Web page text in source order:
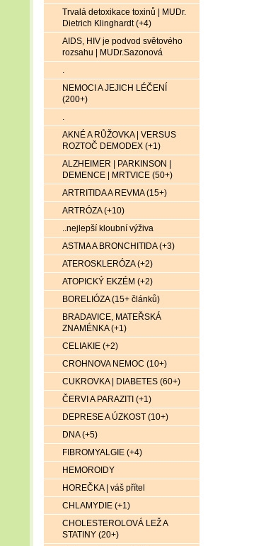
Trvalá detoxikace toxinů | MUDr.
Dietrich Klinghardt (+4)
AIDS, HIV je podvod světového
rozsahu | MUDr.Sazonová
.
NEMOCI A JEJICH LÉČENÍ
(200+)
.
AKNÉ A RŮŽOVKA | VERSUS
ROZTOČ DEMODEX (+1)
ALZHEIMER | PARKINSON |
DEMENCE | MRTVICE (50+)
ARTRITIDA A REVMA (15+)
ARTRÓZA (+10)
..nejlepší kloubní výživa
ASTMA A BRONCHITIDA (+3)
ATEROSKLERÓZA (+2)
ATOPICKÝ EKZÉM (+2)
BORELIÓZA (15+ článků)
BRADAVICE, MATEŘSKÁ
ZNAMÉNKA (+1)
CELIAKIE (+2)
CROHNOVA NEMOC (10+)
CUKROVKA | DIABETES (60+)
ČERVI A PARAZITI (+1)
DEPRESE A ÚZKOST (10+)
DNA (+5)
FIBROMYALGIE (+4)
HEMOROIDY
HOREČKA | váš přítel
CHLAMYDIE (+1)
CHOLESTEROLOVÁ LEŽ A
STATINY (20+)